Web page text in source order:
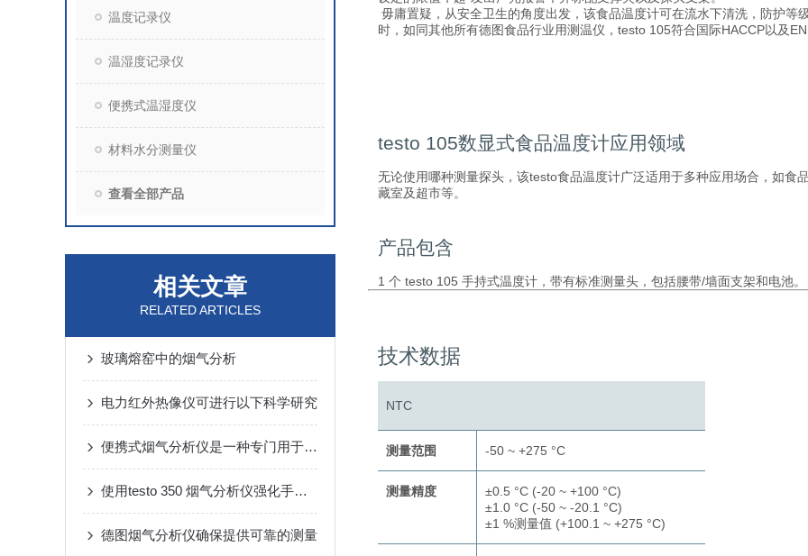
温度记录仪
温湿度记录仪
便携式温湿度仪
材料水分测量仪
查看全部产品
相关文章
RELATED ARTICLES
玻璃熔窑中的烟气分析
电力红外热像仪可进行以下科学研究
便携式烟气分析仪是一种专门用于测量和记录烟气排放的设备
使用testo 350 烟气分析仪强化手工比对监测，保证数据真实性
德图烟气分析仪确保提供可靠的测量
毋庸置疑，从安全卫生的角度出发，该食品温度计可在流水下清洗，防护
时，如同其他所有德图食品行业用测温仪，testo 105符合国际HACCP以及
testo 105数显式食品温度计应用领域
无论使用哪种测量探头，该testo食品温度计广泛适用于多种应用场合，如食
藏室及超市等。
产品包含
1 个 testo 105 手持式温度计，带有标准测量头，包括腰带/墙面支架和电池。
技术数据
NTC
测量范围 -50 ~ +275 °C
测量精度
±0.5 °C (-20 ~ +100 °C)
±1.0 °C (-50 ~ -20.1 °C)
±1 %测量值 (+100.1 ~ +275 °C)